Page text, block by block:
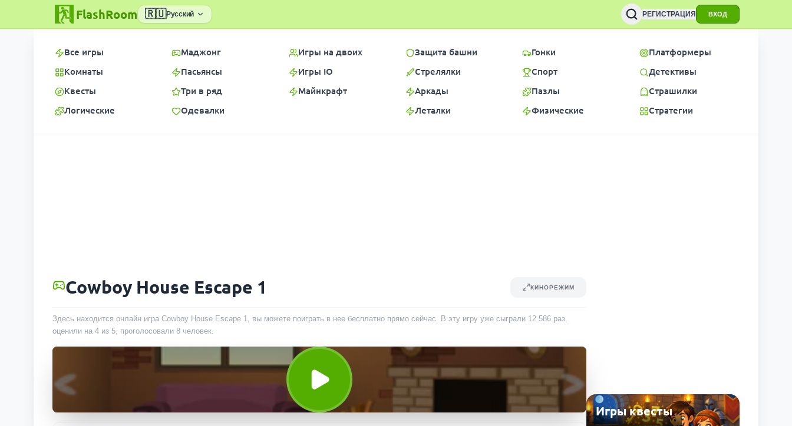
FlashRoom 🇷🇺Русский РЕГИСТРАЦИЯ ВХОД
Все игры
Комнаты
Квесты
Логические
Маджонг
Пасьянсы
Три в ряд
Одевалки
Игры на двоих
Игры IO
Майнкрафт
Защита башни
Стрелялки
Аркады
Леталки
Гонки
Спорт
Пазлы
Физические
Платформеры
Детективы
Страшилки
Стратегии
Cowboy House Escape 1 КИНОРЕЖИМ
Здесь находится онлайн игра Cowboy House Escape 1, вы можете поиграть в нее бесплатно прямо сейчас. В эту игру уже сыграли 12 586 раз,
оценили на 4 из 5, проголосовали 8 человек.
Игры квесты